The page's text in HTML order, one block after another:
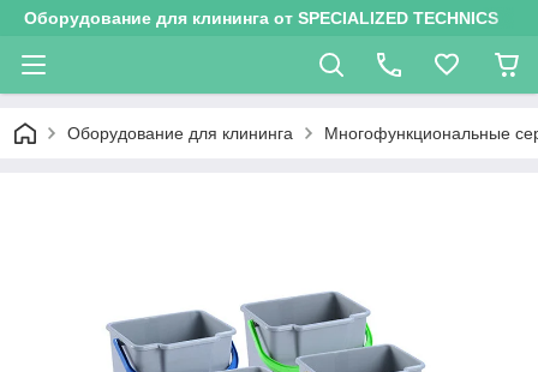
Оборудование для клининга от SPECIALIZED TECHNICS
Оборудование для клининга Многофункциональные